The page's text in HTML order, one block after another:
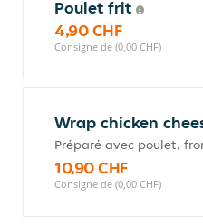
Poulet frit
4,90 CHF
Consigne de (0,00 CHF)
Wrap chicken
Préparé avec poulet,
10,90 CHF
Consigne de (0,00 CHF)